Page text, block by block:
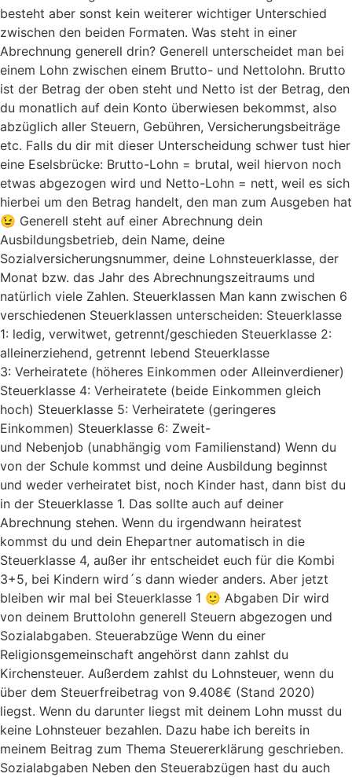
besteht aber sonst kein weiterer wichtiger Unterschied
zwischen den beiden Formaten. Was steht in einer
Abrechnung generell drin? Generell unterscheidet man bei
einem Lohn zwischen einem Brutto- und Nettolohn. Brutto
ist der Betrag der oben steht und Netto ist der Betrag, den
du monatlich auf dein Konto überwiesen bekommst, also
abzüglich aller Steuern, Gebühren, Versicherungsbeiträge
etc. Falls du dir mit dieser Unterscheidung schwer tust hier
eine Eselsbrücke: Brutto-Lohn = brutal, weil hiervon noch
etwas abgezogen wird und Netto-Lohn = nett, weil es sich
hierbei um den Betrag handelt, den man zum Ausgeben hat
😉 Generell steht auf einer Abrechnung dein
Ausbildungsbetrieb, dein Name, deine
Sozialversicherungsnummer, deine Lohnsteuerklasse, der
Monat bzw. das Jahr des Abrechnungszeitraums und
natürlich viele Zahlen. Steuerklassen Man kann zwischen 6
verschiedenen Steuerklassen unterscheiden: Steuerklasse
1: ledig, verwitwet, getrennt/geschieden Steuerklasse 2:
alleinerziehend, getrennt lebend Steuerklasse
3: Verheiratete (höheres Einkommen oder Alleinverdiener)
Steuerklasse 4: Verheiratete (beide Einkommen gleich
hoch) Steuerklasse 5: Verheiratete (geringeres
Einkommen) Steuerklasse 6: Zweit-
und Nebenjob (unabhängig vom Familienstand) Wenn du
von der Schule kommst und deine Ausbildung beginnst
und weder verheiratet bist, noch Kinder hast, dann bist du
in der Steuerklasse 1. Das sollte auch auf deiner
Abrechnung stehen. Wenn du irgendwann heiratest
kommst du und dein Ehepartner automatisch in die
Steuerklasse 4, außer ihr entscheidet euch für die Kombi
3+5, bei Kindern wird´s dann wieder anders. Aber jetzt
bleiben wir mal bei Steuerklasse 1 🙂 Abgaben Dir wird
von deinem Bruttolohn generell Steuern abgezogen und
Sozialabgaben. Steuerabzüge Wenn du einer
Religionsgemeinschaft angehörst dann zahlst du
Kirchensteuer. Außerdem zahlst du Lohnsteuer, wenn du
über dem Steuerfreibetrag von 9.408€ (Stand 2020)
liegst. Wenn du darunter liegst mit deinem Lohn musst du
keine Lohnsteuer bezahlen. Dazu habe ich bereits in
meinem Beitrag zum Thema Steuererklärung geschrieben.
Sozialabgaben Neben den Steuerabzügen hast du auch